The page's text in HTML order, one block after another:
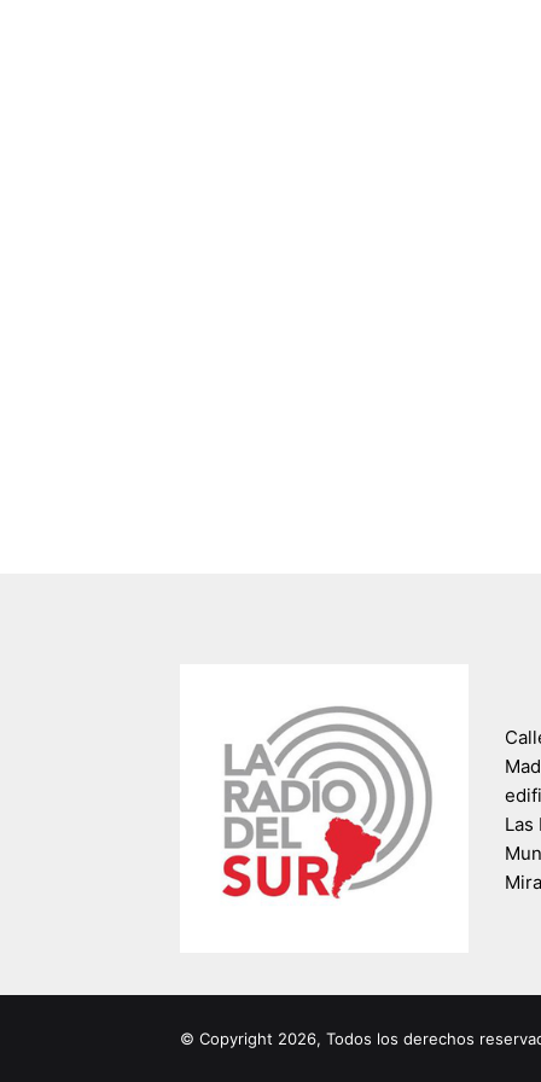
Las
© Copyright 2026, Todos los derechos